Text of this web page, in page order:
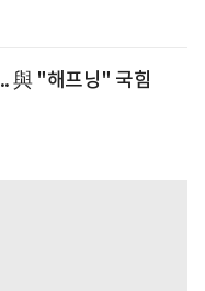
與 "해프닝" 국힘